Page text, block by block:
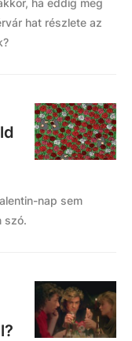
ha eddig meg
hat részlete az
nap sem
szó.